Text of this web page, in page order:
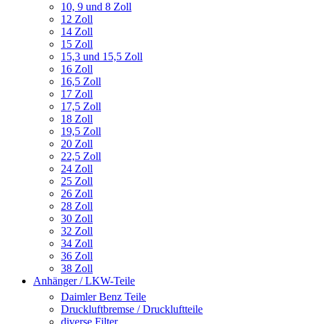
10, 9 und 8 Zoll
12 Zoll
14 Zoll
15 Zoll
15,3 und 15,5 Zoll
16 Zoll
16,5 Zoll
17 Zoll
17,5 Zoll
18 Zoll
19,5 Zoll
20 Zoll
22,5 Zoll
24 Zoll
25 Zoll
26 Zoll
28 Zoll
30 Zoll
32 Zoll
34 Zoll
36 Zoll
38 Zoll
Anhänger / LKW-Teile
Daimler Benz Teile
Druckluftbremse / Druckluftteile
diverse Filter